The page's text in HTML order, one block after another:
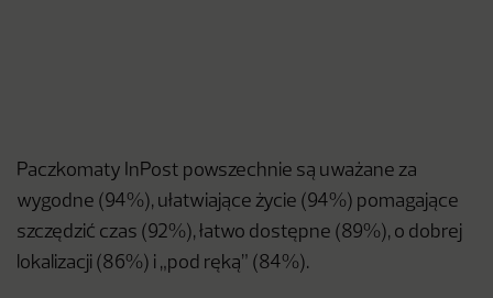
Paczkomaty InPost powszechnie są uważane za
wygodne (94%), ułatwiające życie (94%) pomagające
szczędzić czas (92%), łatwo dostępne (89%), o dobrej
lokalizacji (86%) i „pod ręką” (84%).